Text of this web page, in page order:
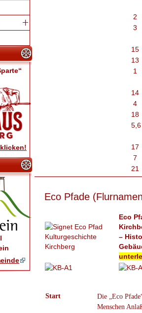
2
3
15
13
1
14
4
18
5,6
17
7
21
Eco Pfade
Eco
–
Start
Die „Eco
Menschen